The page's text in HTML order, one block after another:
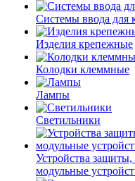
Системы ввода для
Изделия крепежные
Колодки клеммные
Лампы
Светильники
Устройства
модульные